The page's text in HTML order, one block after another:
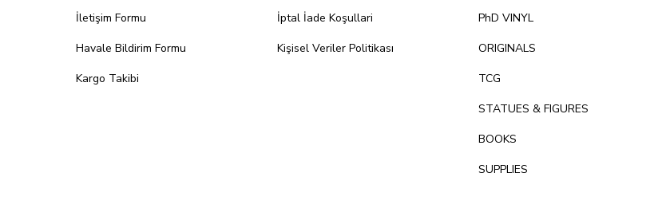
İletişim Formu
Havale Bildirim Formu
Kargo Takibi
İptal İade Koşullari
Kişisel Veriler Politikası
PhD VINYL
ORIGINALS
TCG
STATUES & FIGURES
BOOKS
SUPPLIES